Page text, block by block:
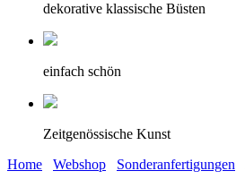
dekorative klassische Büsten
einfach schön
Zeitgenössische Kunst
Home
Webshop Sonderanfertigungen